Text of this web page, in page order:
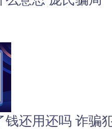
钱还用还吗 诈骗